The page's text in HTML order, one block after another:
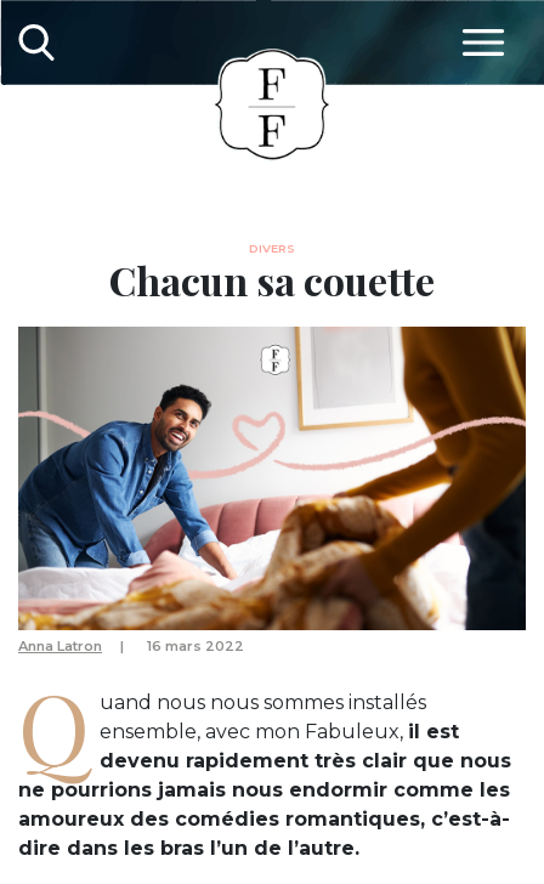
DIVERS
Chacun sa couette
Anna Latron 16 mars 2022
Q
uand nous nous sommes installés
ensemble, avec mon Fabuleux, il est
devenu rapidement très clair que nous
ne pourrions jamais nous endormir comme les
amoureux des comédies romantiques, c’est-à-
dire dans les bras l’un de l’autre.